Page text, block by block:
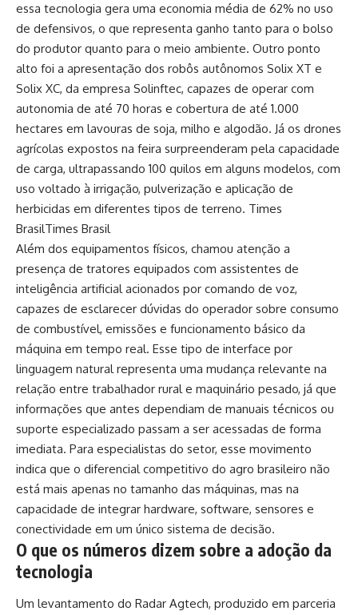
essa tecnologia gera uma economia média de 62% no uso
de defensivos, o que representa ganho tanto para o bolso
do produtor quanto para o meio ambiente. Outro ponto
alto foi a apresentação dos robôs autônomos Solix XT e
Solix XC, da empresa Solinftec, capazes de operar com
autonomia de até 70 horas e cobertura de até 1.000
hectares em lavouras de soja, milho e algodão. Já os drones
agrícolas expostos na feira surpreenderam pela capacidade
de carga, ultrapassando 100 quilos em alguns modelos, com
uso voltado à irrigação, pulverização e aplicação de
herbicidas em diferentes tipos de terreno. Times
BrasilTimes Brasil
Além dos equipamentos físicos, chamou atenção a
presença de tratores equipados com assistentes de
inteligência artificial acionados por comando de voz,
capazes de esclarecer dúvidas do operador sobre consumo
de combustível, emissões e funcionamento básico da
máquina em tempo real. Esse tipo de interface por
linguagem natural representa uma mudança relevante na
relação entre trabalhador rural e maquinário pesado, já que
informações que antes dependiam de manuais técnicos ou
suporte especializado passam a ser acessadas de forma
imediata. Para especialistas do setor, esse movimento
indica que o diferencial competitivo do agro brasileiro não
está mais apenas no tamanho das máquinas, mas na
capacidade de integrar hardware, software, sensores e
conectividade em um único sistema de decisão.
O que os números dizem sobre a adoção da
tecnologia
Um levantamento do Radar Agtech, produzido em parceria